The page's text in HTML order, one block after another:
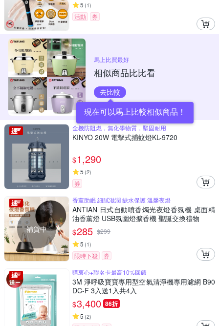
5 (1)
活動 券
馬上比買最好
相似商品比比看
去比較
現在可以馬上比較相似商品！
全機防阻燃，無化學物質，堅固耐用
KINYO 20W 電擊式捕蚊燈KL-9720
$1,290
5 (2)
券
補貨中
香薰助眠 細膩滋潤 缺水保護 溫馨夜燈
ANTIAN 日式自動噴香燭光夜燈香氛機 桌面精
油香薰燈 USB氛圍燈擴香機 聖誕交換禮物
$285 $299
5 (1)
限時下殺
券
購衷心+聯名卡最高10%回饋
3M 淨呼吸寶寶專用型空氣清淨機專用濾網 B90
DC-F 3入送1入共4入
$3,400 86折
5 (2)